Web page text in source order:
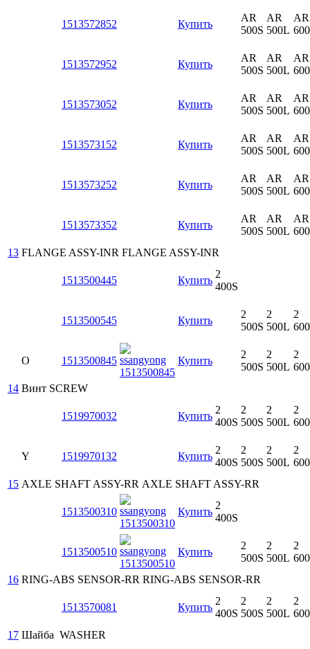
1513572852 Купить
AR
500S
AR
500L
AR
1513572952 Купить
AR
500S
AR
500L
AR
1513573052 Купить
AR
500S
AR
500L
AR
1513573152 Купить
AR
500S
AR
500L
AR
1513573252 Купить
AR
500S
AR
500L
AR
1513573352 Купить
AR
500S
AR
500L
AR
13 FLANGE ASSY-INR FLANGE ASSY-INR
1513500445 Купить
2
400S
1513500545 Купить
2
500S
2
500L
2
O 1513500845 Купить
2
500S
2
500L
2
14 Винт SCREW
1519970032 Купить
2
400S
2
500S
2
500L
2
Y 1519970132 Купить
2
400S
2
500S
2
500L
2
15 AXLE SHAFT ASSY-RR AXLE SHAFT ASSY-RR
1513500310 Купить
2
400S
1513500510 Купить
2
500S
2
500L
2
16 RING-ABS SENSOR-RR RING-ABS SENSOR-RR
1513570081 Купить
2
400S
2
500S
2
500L
2
17 Шайба WASHER